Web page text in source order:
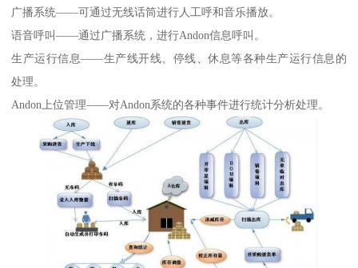
广播系统——可通过无线话筒进行人工呼和音乐播放。
语音呼叫——通过广播系统，进行Andon信息呼叫。
生产运行信息——生产线开线、停线、休息等各种生产运行信息的
处理。
Andon上位管理——对Andon系统的各种事件进行统计分析处理。